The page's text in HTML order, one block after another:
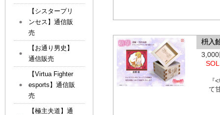
枡入
『
て
【シスタープリ
ンセス】通信販
売
【お通り男史】
通信販売
【Virtua Fighter
esports】通信販
売
【極主夫道】通